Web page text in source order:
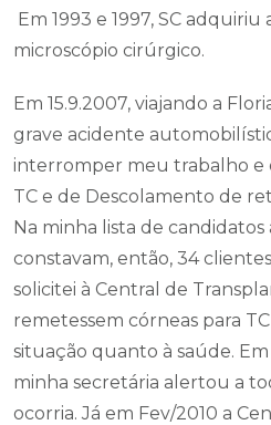
Em 1993 e 1997, SC
microscópio cirúrgico.
Em 15.9.2007, viajando a
grave acidente
interromper meu trabalho e
TC e de Descolamento de
Na minha lista de
constavam, então, 34
solicitei à Central de
remetessem córneas para
situação quanto à saúde. Em
minha secretária alertou a
ocorria. Já em Fev/2010 a